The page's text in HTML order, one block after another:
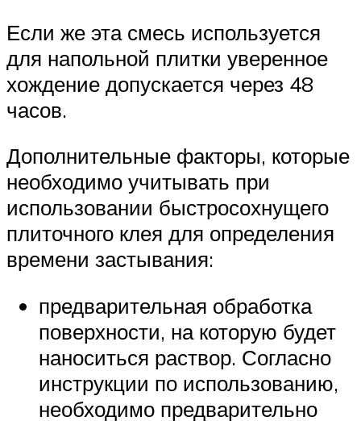
Если же эта смесь используется
для напольной плитки уверенное
хождение допускается через 48
часов.
Дополнительные факторы, которые
необходимо учитывать при
использовании быстросохнущего
плиточного клея для определения
времени застывания:
предварительная обработка
поверхности, на которую будет
наноситься раствор. Согласно
инструкции по использованию,
необходимо предварительно